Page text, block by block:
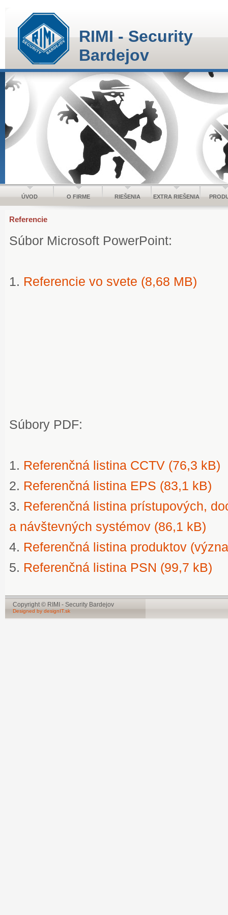
RIMI - Security
Bardejov
ÚVOD O FIRME RIEŠENIA EXTRA RIEŠENIA
Referencie
Súbor Microsoft PowerPoint:
1. Referencie vo svete (8,68 MB)
Súbory PDF:
1. Referenčná listina CCTV (76,3 kB)
2. Referenčná listina EPS (83,1 kB)
3. Referenčná listina prístupových,
a návštevných systémov (86,1 kB)
4. Referenčná listina produktov
5. Referenčná listina PSN (99,7 kB)
Copyright © RIMI - Security Bardejov
Designed by designIT.sk